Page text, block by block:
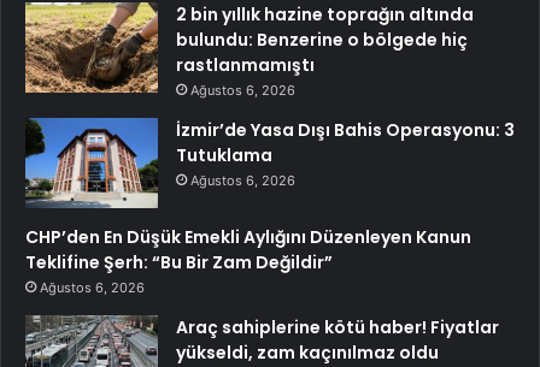
2 bin yıllık hazine toprağın altında
bulundu: Benzerine o bölgede hiç
rastlanmamıştı
Ağustos 6, 2026
İzmir’de Yasa Dışı Bahis Operasyonu: 3
Tutuklama
Ağustos 6, 2026
CHP’den En Düşük Emekli Aylığını Düzenleyen Kanun
Teklifine Şerh: “Bu Bir Zam Değildir”
Ağustos 6, 2026
Araç sahiplerine kötü haber! Fiyatlar
yükseldi, zam kaçınılmaz oldu